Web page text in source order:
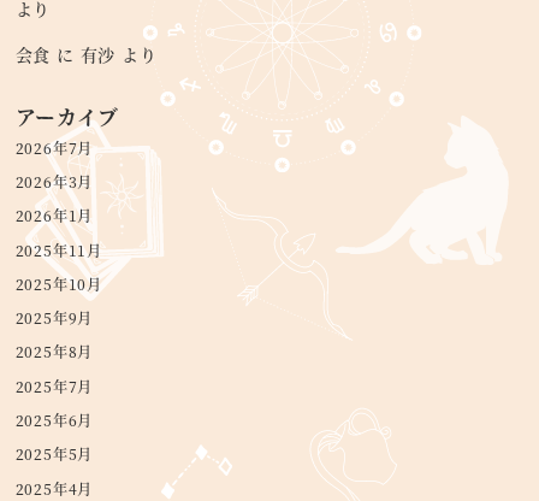
より
会食 に 有沙 より
アーカイブ
2026年7月
2026年3月
2026年1月
2025年11月
2025年10月
2025年9月
2025年8月
2025年7月
2025年6月
2025年5月
2025年4月